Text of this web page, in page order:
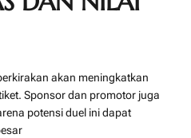
akan meningkatkan
Sponsor dan promotor juga
potensi duel ini dapat